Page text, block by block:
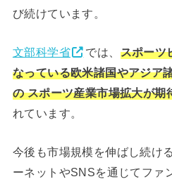
び続けています。
文部科学省 では、 スポーツ
なっている欧米諸国やアジア
の スポーツ産業市場拡大が期
れています。
今後も市場規模を伸ばし続け
ーネットやSNSを通じてファ